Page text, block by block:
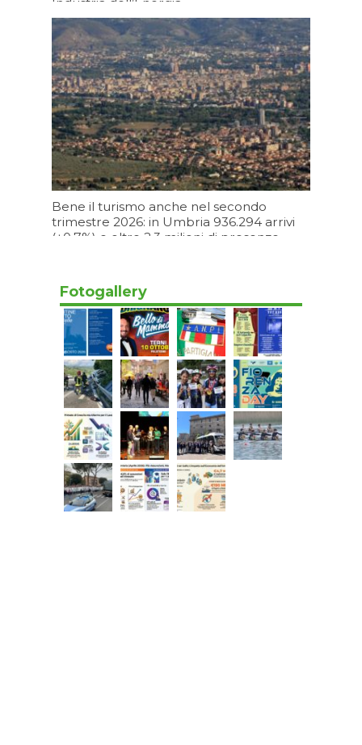
Oggi 13:10
Bene il turismo anche nel secondo
trimestre 2026: in Umbria 936.294 arrivi
(+0,7%) e oltre 2,3 milioni di presenze
Fotogallery